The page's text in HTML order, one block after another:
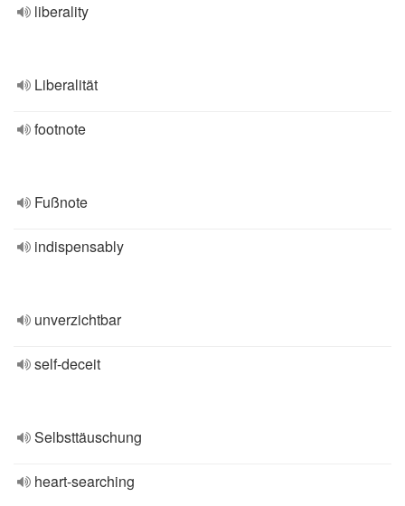
liberality
Liberalität
footnote
Fußnote
indispensably
unverzichtbar
self-deceit
Selbsttäuschung
heart-searching